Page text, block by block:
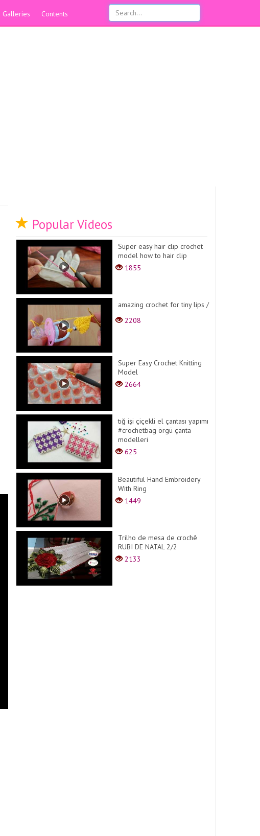
Galleries Contents
Popular Videos
Super easy hair clip crochet
model how to hair clip
1855
amazing crochet for tiny lips /
2208
Super Easy Crochet Knitting
Model
2664
tığ işi çiçekli el çantası yapımı
#crochetbag örgü çanta
modelleri
625
Beautiful Hand Embroidery
With Ring
1449
Trilho de mesa de crochê
RUBI DE NATAL 2/2
2133